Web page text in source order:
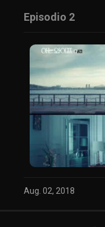
Episodio 2
Aug. 02, 2018